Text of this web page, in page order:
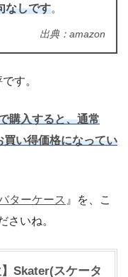
なしです。
出典：amazon
す。
購入すると、通常
い得価格になってい
ターケース 』を、こ
さいね。
】Skater(スケータ